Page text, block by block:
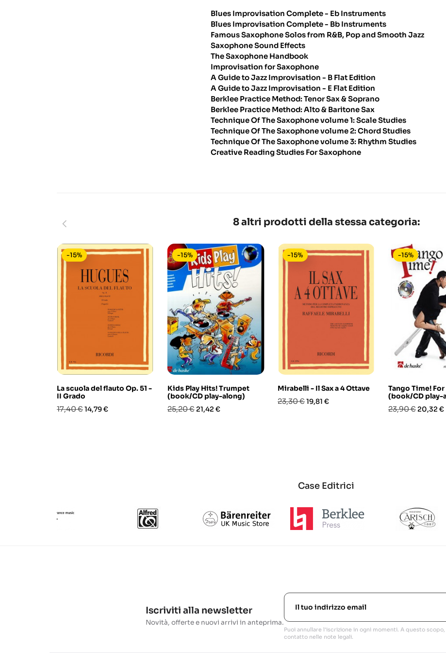
Blues Improvisation Complete - Eb Instruments
Blues Improvisation Complete - Bb Instruments
Famous Saxophone Solos from R&B, Pop and Smooth Jazz
Saxophone Sound Effects
The Saxophone Handbook
Improvisation for Saxophone
A Guide to Jazz Improvisation - B Flat Edition
A Guide to Jazz Improvisation - E Flat Edition
Berklee Practice Method: Tenor Sax & Soprano
Berklee Practice Method: Alto & Baritone Sax
Technique Of The Saxophone volume 1: Scale Studies
Technique Of The Saxophone volume 2: Chord Studies
Technique Of The Saxophone volume 3: Rhythm Studies
Creative Reading Studies For Saxophone
8 altri prodotti della stessa categoria:
La scuola del flauto Op. 51 -
II Grado
Prezzo
17,40 €Prezzo
14,79 €
-15%
Kids Play Hits! Trumpet
(book/CD play-along)
Prezzo
25,20 € Prezzo
21,42 €
-15%
Mirabelli - Il Sax a 4 Ottave
Prezzo
23,30 €Prezzo
19,81 €
-15%
Tango Time!
(book/CD play-
Prezzo
23,90 € Prezzo
20,32 €
-15%
Case Editrici
Iscriviti alla newsletter
Novità, offerte e nuovi arrivi in anteprima.
Puoi annullare l'iscrizione in ogni momenti. A questo
contatto nelle note legali.